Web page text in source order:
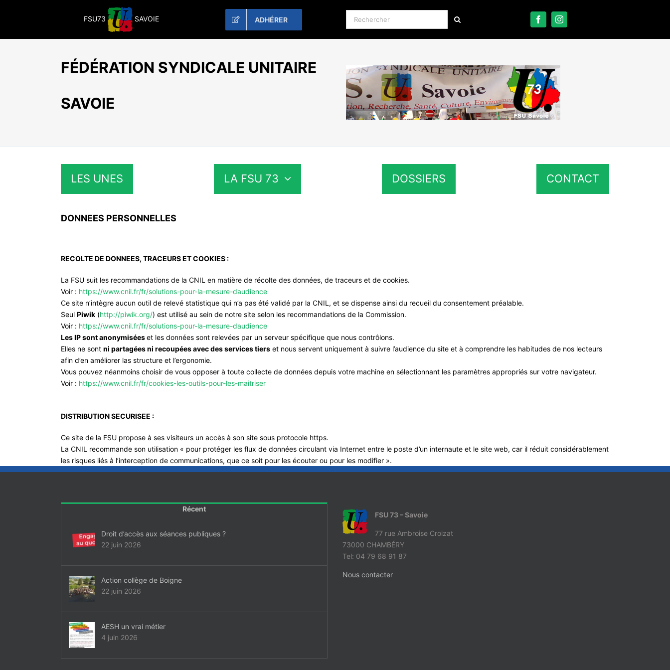
FSU73 SAVOIE ADHÉRER Rechercher:
FÉDÉRATION SYNDICALE UNITAIRE
SAVOIE
LES UNES LA FSU 73 DOSSIERS CONTACT
DONNEES PERSONNELLES
RECOLTE DE DONNEES, TRACEURS ET COOKIES :
La FSU suit les recommandations de la CNIL en matière de récolte des données, de traceurs et de cookies.
Voir : https://www.cnil.fr/fr/solutions-pour-la-mesure-daudience
Ce site n’intègre aucun outil de relevé statistique qui n’a pas été validé par la CNIL, et se dispense ainsi du recueil du consentement préalable.
Seul Piwik (http://piwik.org/) est utilisé au sein de notre site selon les recommandations de la Commission.
Voir : https://www.cnil.fr/fr/solutions-pour-la-mesure-daudience
Les IP sont anonymiséeset les données sont relevées par un serveur spécifique que nous contrôlons.
Elles ne sont ni partagées ni recoupées avec des services tiers et nous servent uniquement à suivre l’audience du site et à comprendre les habitudes de nos lecteurs
afin d’en améliorer las structure et l’ergonomie.
Vous pouvez néanmoins choisir de vous opposer à toute collecte de données depuis votre machine en sélectionnant les paramètres appropriés sur votre navigateur.
Voir : https://www.cnil.fr/fr/cookies-les-outils-pour-les-maitriser
DISTRIBUTION SECURISEE :
Ce site de la FSU propose à ses visiteurs un accès à son site sous protocole https.
La CNIL recommande son utilisation « pour protéger les flux de données circulant via Internet entre le poste d’un internaute et le site web, car il réduit considérablement
les risques liés à l’interception de communications, que ce soit pour les écouter ou pour les modifier ».
Récent
Droit d’accès aux séances publiques ?
22 juin 2026
Action collège de Boigne
22 juin 2026
AESH un vrai métier
4 juin 2026
FSU 73 – Savoie
77 rue Ambroise Croizat
73000 CHAMBÉRY
Tel: 04 79 68 91 87
Nous contacter